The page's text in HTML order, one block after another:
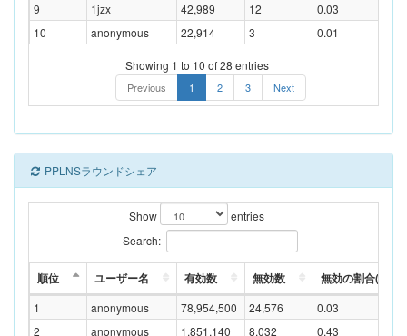
9
1jzx 42,989 12
0.03
10
anonymous 22,914 3 0.01
Showing 1 to 10 of 28 entries
Previous 1 2 3 Next
PPLNSラウンドシェア
Show
entries
Search:
順位 ユーザー名 有効数 無効数 無効の割合(%)
1 anonymous 78,954,500 24,576
0.03
2
anonymous 1,851,140 8,032 0.43